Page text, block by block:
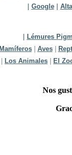
Google|
Lémures
Mamíferos| Aves|
Los Animales El
Nos